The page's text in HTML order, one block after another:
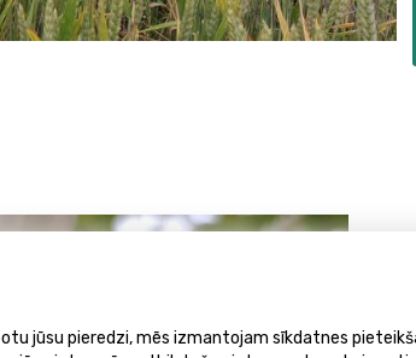
jūsu pieredzi, mēs izmantojam sīkdatnes